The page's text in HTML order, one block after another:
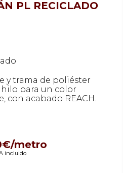
PL RECICLADO
y trama de poliéster
para un color
con acabado REACH.
metro
incluido